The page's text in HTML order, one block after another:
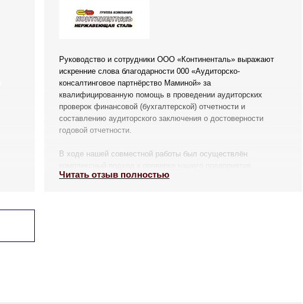
Руководство и сотрудники ООО «Континенталь» выражают
искренние слова благодарности 000 «Аудиторско-
консалтинговое партнёрство Маминой» за
квалифицированную помощь в проведении аудиторских
проверок финансовой (бухгалтерской) отчетности и
составлению аудиторского заключения о достоверности
годовой отчетности.
В ходе нашей совместной работы был осуществлён
Читать отзыв полностью